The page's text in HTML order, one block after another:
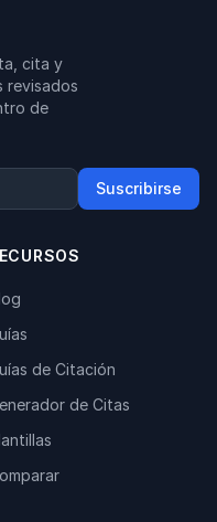
cita y
revisados
de
Suscribirse
de Citación
de Citas